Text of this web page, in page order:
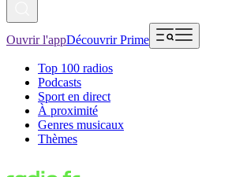
Ouvrir l'appDécouvrir Prime
Top 100 radios
Podcasts
Sport en direct
À proximité
Genres musicaux
Thèmes